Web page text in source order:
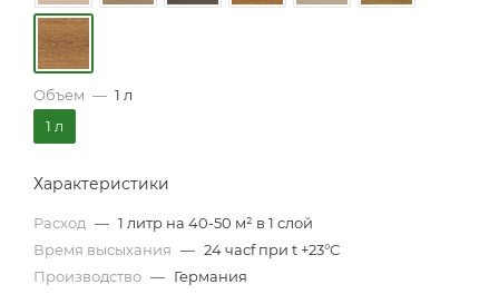
Объем — 1 л
1 л
Характеристики
Расход — 1 литр на 40-50 м² в 1 слой
Время высыхания — 24 часf при t +23°С
Производство — Германия